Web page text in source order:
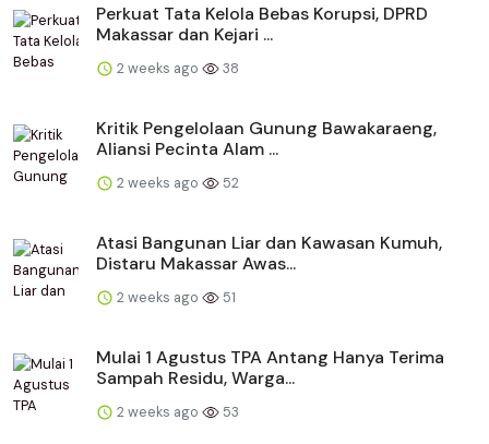
Perkuat Tata Kelola Bebas Korupsi, DPRD
Makassar dan Kejari ...
2 weeks ago 38
Kritik Pengelolaan Gunung Bawakaraeng,
Aliansi Pecinta Alam ...
2 weeks ago 52
Atasi Bangunan Liar dan Kawasan Kumuh,
Distaru Makassar Awas...
2 weeks ago 51
Mulai 1 Agustus TPA Antang Hanya Terima
Sampah Residu, Warga...
2 weeks ago 53